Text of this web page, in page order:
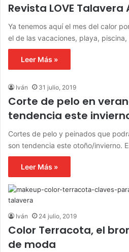
Revista LOVE Talavera
Ya tenemos aquí el mes del calor
el de las vacaciones, playa,
Leer Más »
Iván 31 julio, 2019
Corte de pelo en
tendencia este
Cortes de pelo y peinados que
son tendencia este otoño/invierno.
Leer Más »
Iván 24 julio, 2019
Color Terracota, el
de moda